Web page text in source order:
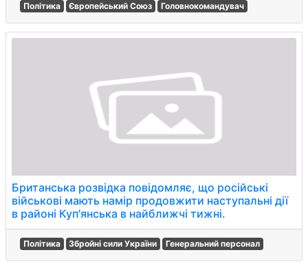
Політика Європейський Союз Головнокомандувач
Британська розвідка повідомляє, що російські
військові мають намір продовжити наступальні дії
в районі Куп'янська в найближчі тижні.
Політика Збройні сили України Генеральний персонал